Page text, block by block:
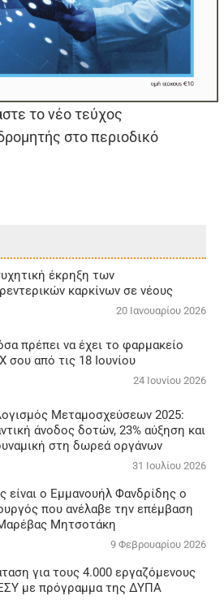
το νέο τεύχος
στο περιοδικό
έκρηξη των
καρκίνων σε νέους
20 Ιανουαρίου 2026
πρέπει να έχει το φαρμακείο
σου από τις 18 Ιουνίου
24 Ιουνίου 2026
Μεταμοσχεύσεων 2025:
άνοδος δοτών, 23% αύξηση και
στη δωρεά οργάνων
31 Ιουλίου 2026
είναι ο Εμμανουήλ Φανδρίδης ο
που ανέλαβε την επέμβαση
Μητσοτάκη
9 Φεβρουαρίου 2026
για τους 4.000 εργαζόμενους
με πρόγραμμα της ΔΥΠΑ